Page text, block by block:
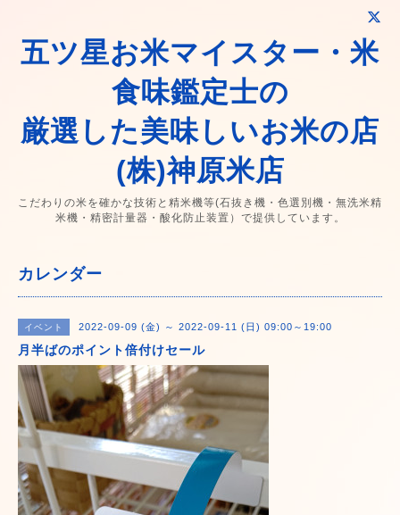
五ツ星お米マイスター・米
食味鑑定士の
厳選した美味しいお米の店
(株)神原米店
こだわりの米を確かな技術と精米機等(石抜き機・色選別機・無洗米精
米機・精密計量器・酸化防止装置）で提供しています。
カレンダー
イベント 2022-09-09 (金) ～ 2022-09-11 (日) 09:00～19:00
月半ばのポイント倍付けセール